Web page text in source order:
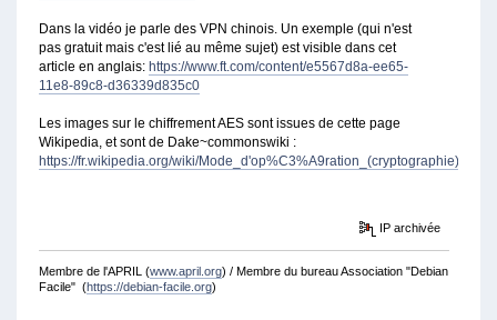
Dans la vidéo je parle des VPN chinois. Un exemple (qui n'est
pas gratuit mais c'est lié au même sujet) est visible dans cet
article en anglais: https://www.ft.com/content/e5567d8a-ee65-
11e8-89c8-d36339d835c0
Les images sur le chiffrement AES sont issues de cette page
Wikipedia, et sont de Dake~commonswiki :
https://fr.wikipedia.org/wiki/Mode_d'op%C3%A9ration_(cryptographie)
IP archivée
Membre de l'APRIL (www.april.org) / Membre du bureau Association "Debian
Facile" (https://debian-facile.org)